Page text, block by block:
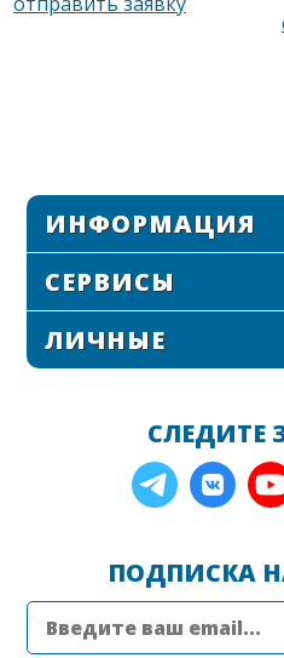
ИНФОРМАЦИЯ
СЕРВИСЫ
ЛИЧНЫЕ
СЛЕДИТЕ
ПОДПИСКА